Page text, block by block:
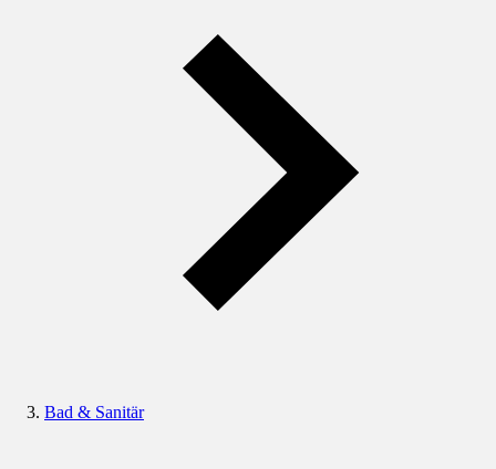
Bad & Sanitär